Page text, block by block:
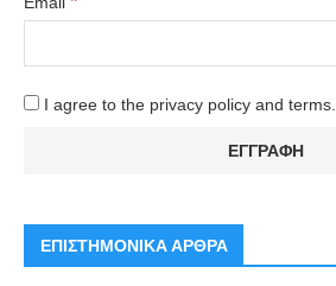
I agree to the privacy policy and terms.
ΕΠΙΣΤΗΜΟΝΙΚΑ ΑΡΘΡΑ